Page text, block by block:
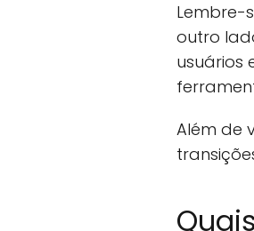
Lembre-
outro
usuários
Além de